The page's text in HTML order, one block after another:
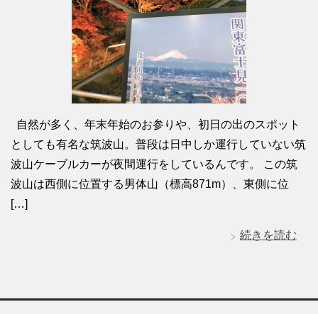
自然が多く、年末年始のお参りや、初日の出のスポット
としても有名な筑波山。普段は日中しか運行していない筑
波山ケーブルカーが夜間運行をしているんです。 この筑
波山は西側に位置する男体山（標高871m）、東側に位
[…]
続きを読む